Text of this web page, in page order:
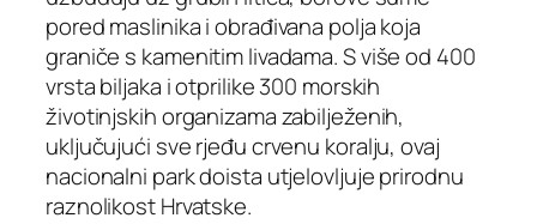
pored maslinika i obrađivana polja koja
graniče s kamenitim livadama. S više od 400
vrsta biljaka i otprilike 300 morskih
životinjskih organizama zabilježenih,
uključujući sve rjeđu crvenu koralju, ovaj
nacionalni park doista utjelovljuje prirodnu
raznolikost Hrvatske.